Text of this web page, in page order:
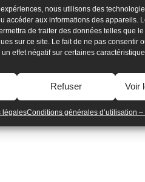
nous utilisons des
accéder aux informations des appareils.
de traiter des données telles que
sur ce site. Le fait de ne pas consentir
effet négatif sur certaines
Refuser Voir
légalesConditions générales d’utilisation –